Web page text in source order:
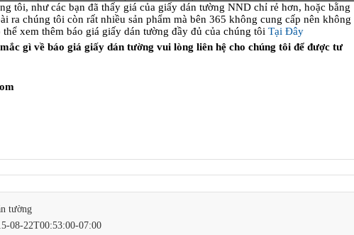
tôi, như các bạn đã thấy giá của giấy dán tường NND chỉ rẻ hơn, hoặc bằng
ra chúng tôi còn rất nhiều sản phẩm mà bên 365 không cung cấp nên không
thể xem thêm báo giá giấy dán tường đầy đủ của chúng tôi Tại Đây
gì về báo giá giấy dán tường vui lòng liên hệ cho chúng tôi để được tư
tường
08-22T00:53:00-07:00